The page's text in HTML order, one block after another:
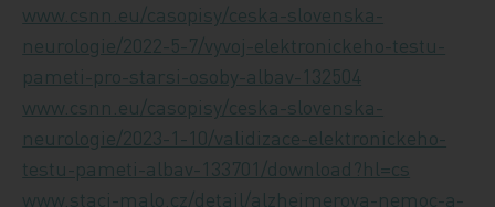
www.csnn.eu/casopisy/ceska-slovenska-
neurologie/2022-5-7/vyvoj-elektronickeho-testu-
pameti-pro-starsi-osoby-albav-132504
www.csnn.eu/casopisy/ceska-slovenska-
neurologie/2023-1-10/validizace-elektronickeho-
testu-pameti-albav-133701/download?hl=cs
www.staci-malo.cz/detail/alzheimerova-nemoc-a-